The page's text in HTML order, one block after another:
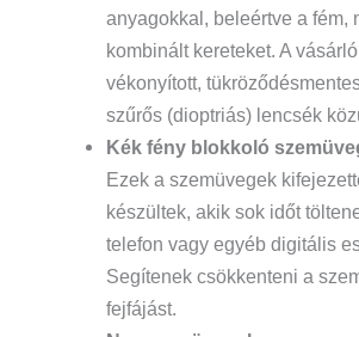
anyagokkal, beleértve a fém,
kombinált kereteket. A
vékonyított,
szűrős (dioptriás) lencsék
Kék fény blokkoló
Ezek a szemüvegek
készültek, akik sok időt
telefon vagy egyéb digitális
Segítenek csökkenteni a
fejfájást.